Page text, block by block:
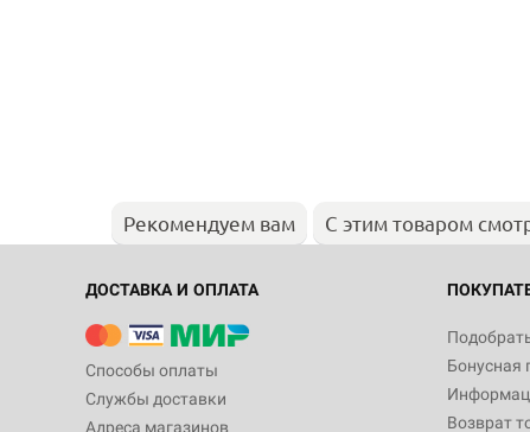
Рекомендуем вам С этим товаром
ДОСТАВКА И ОПЛАТА
Способы оплаты
Службы доставки
Адреса магазинов
Бонусная
Возврат